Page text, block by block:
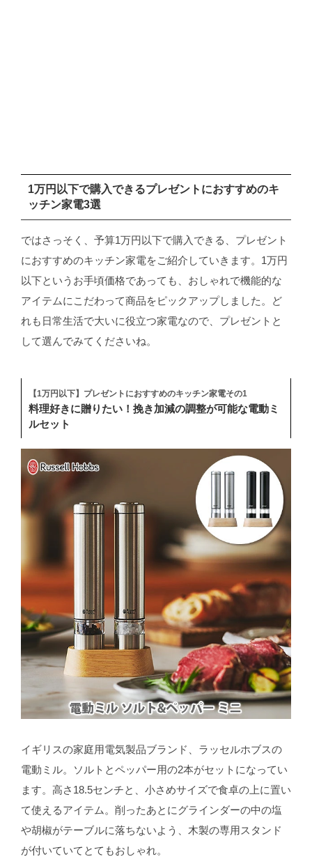
1万円以下で購入できるプレゼントにおすすめのキ
ッチン家電3選
ではさっそく、予算1万円以下で購入できる、プレゼント
におすすめのキッチン家電をご紹介していきます。1万円
以下というお手頃価格であっても、おしゃれで機能的な
アイテムにこだわって商品をピックアップしました。ど
れも日常生活で大いに役立つ家電なので、プレゼントと
して選んでみてくださいね。
【1万円以下】プレゼントにおすすめのキッチン家電その1
料理好きに贈りたい！挽き加減の調整が可能な電動ミ
ルセット
イギリスの家庭用電気製品ブランド、ラッセルホブスの
電動ミル。ソルトとペッパー用の2本がセットになってい
ます。高さ18.5センチと、小さめサイズで食卓の上に置い
て使えるアイテム。削ったあとにグラインダーの中の塩
や胡椒がテーブルに落ちないよう、木製の専用スタンド
が付いていてとてもおしゃれ。